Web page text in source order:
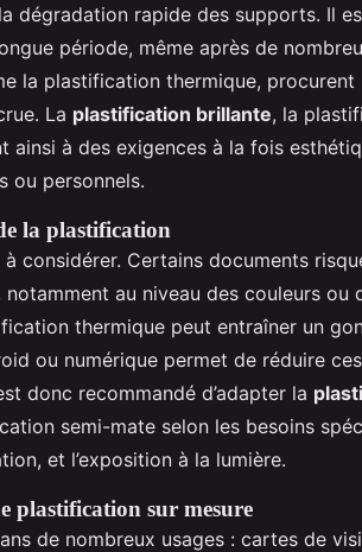
dégradation rapide des supports. Il
période, même après de
la plastification thermique, procurent
La plastification brillante, la
ainsi à des exigences à la fois
ou personnels.
la plastification
considérer. Certains documents
au niveau des couleurs ou
thermique peut entraîner un
ou numérique permet de réduire
donc recommandé d’adapter la
semi-mate selon les besoins
et l’exposition à la lumière.
plastification sur mesure
de nombreux usages : cartes de